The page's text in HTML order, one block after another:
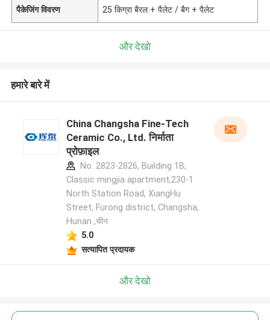
पैकेजिंग विवरण 25 किग्रा बैरल + पैलेट / बैग + पैलेट
और देखो
हमारे बारे में
China Changsha Fine-Tech
Ceramic Co., Ltd. निर्माता
प्रोफ़ाइल
No. 2823-2826, Building 1B,
Classic mingjia apartment,230-1
North Station Road, XiangHu
Street, Furong district, Changsha,
Hunan ,चीन
5.0
सत्यापित प्रदायक
और देखो